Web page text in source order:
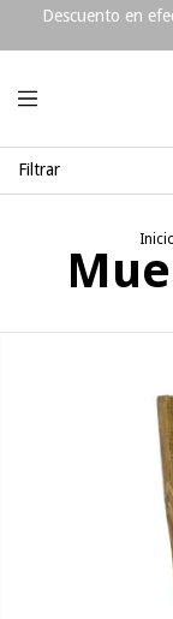
Descuento en
Filtrar